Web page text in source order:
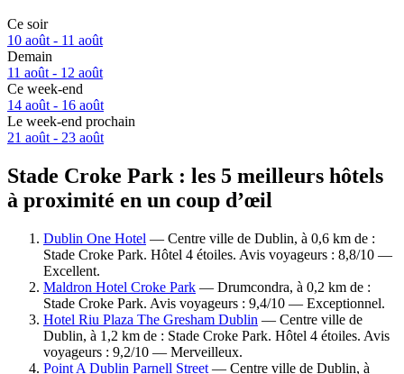
Ce soir
10 août - 11 août
Demain
11 août - 12 août
Ce week-end
14 août - 16 août
Le week-end prochain
21 août - 23 août
Stade Croke Park : les 5 meilleurs hôtels
à proximité en un coup d’œil
Dublin One Hotel — Centre ville de Dublin, à 0,6 km de :
Stade Croke Park. Hôtel 4 étoiles. Avis voyageurs : 8,8/10 —
Excellent.
Maldron Hotel Croke Park — Drumcondra, à 0,2 km de :
Stade Croke Park. Avis voyageurs : 9,4/10 — Exceptionnel.
Hotel Riu Plaza The Gresham Dublin — Centre ville de
Dublin, à 1,2 km de : Stade Croke Park. Hôtel 4 étoiles. Avis
voyageurs : 9,2/10 — Merveilleux.
Point A Dublin Parnell Street — Centre ville de Dublin, à